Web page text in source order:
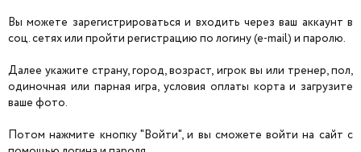
Вы можете зарегистрироваться и входить через ваш аккаунт в
соц. сетях или пройти регистрацию по логину (e-mail) и паролю.
Далее укажите страну, город, возраст, игрок вы или тренер, пол,
одиночная или парная игра, условия оплаты корта и загрузите
ваше фото.
Потом нажмите кнопку "Войти", и вы сможете войти на сайт с